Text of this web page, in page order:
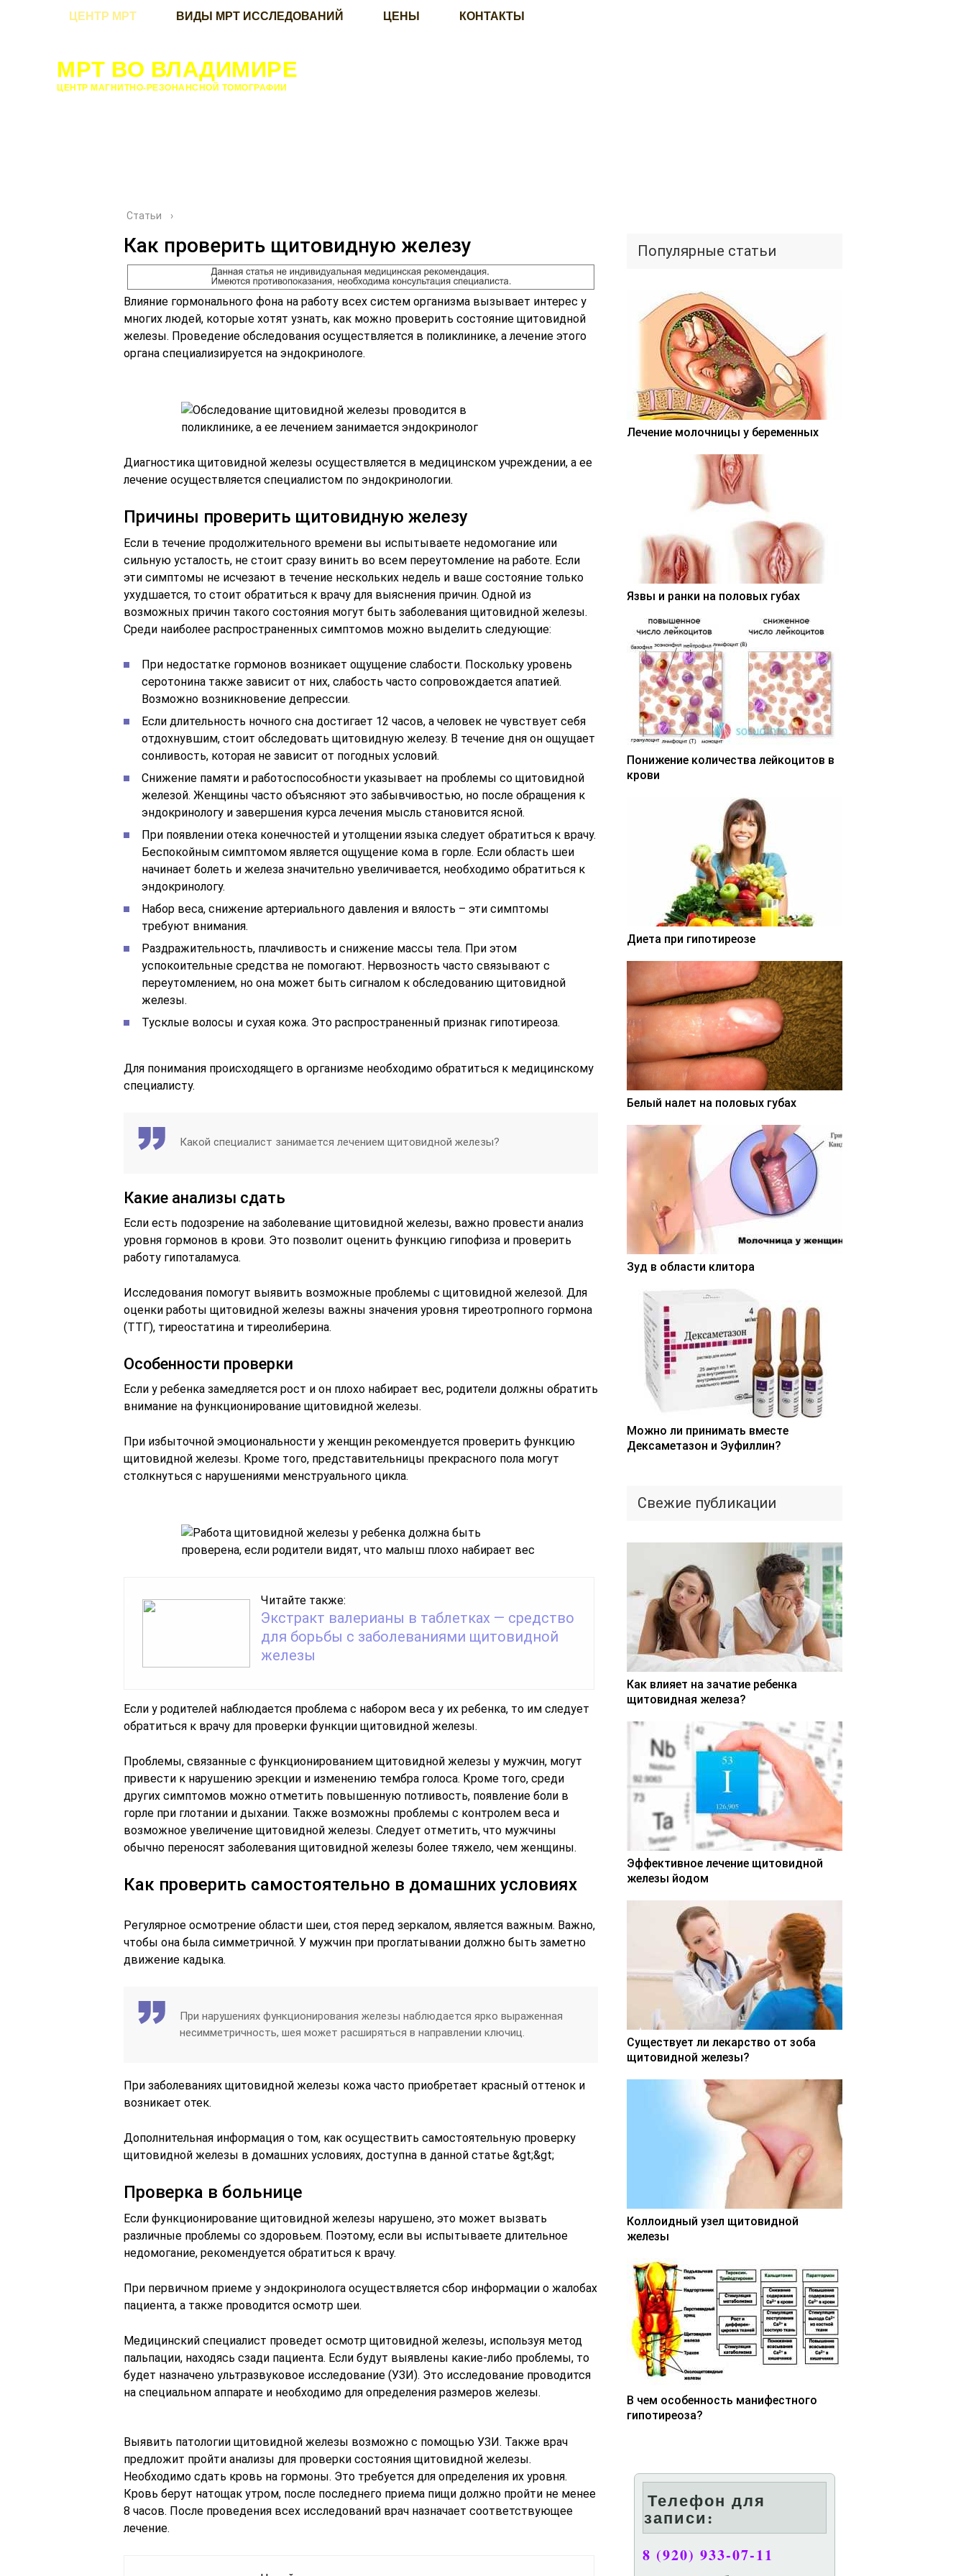
ЦЕНТР МРТ ВИДЫ МРТ ИССЛЕДОВАНИЙ ЦЕНЫ КОНТАКТЫ
МРТ ВО ВЛАДИМИРЕ
ЦЕНТР МАГНИТНО-РЕЗОНАНСНОЙ ТОМОГРАФИИ
Статьи ›
Как проверить щитовидную железу
Влияние гормонального фона на работу всех систем организма вызывает интерес у
многих людей, которые хотят узнать, как можно проверить состояние щитовидной
железы. Проведение обследования осуществляется в поликлинике, а лечение этого
органа специализируется на эндокринологе.
Диагностика щитовидной железы осуществляется в медицинском учреждении, а ее
лечение осуществляется специалистом по эндокринологии.
Причины проверить щитовидную железу
Если в течение продолжительного времени вы испытываете недомогание или
сильную усталость, не стоит сразу винить во всем переутомление на работе. Если
эти симптомы не исчезают в течение нескольких недель и ваше состояние только
ухудшается, то стоит обратиться к врачу для выяснения причин. Одной из
возможных причин такого состояния могут быть заболевания щитовидной железы.
Среди наиболее распространенных симптомов можно выделить следующие:
При недостатке гормонов возникает ощущение слабости. Поскольку уровень
серотонина также зависит от них, слабость часто сопровождается апатией.
Возможно возникновение депрессии.
Если длительность ночного сна достигает 12 часов, а человек не чувствует себя
отдохнувшим, стоит обследовать щитовидную железу. В течение дня он ощущает
сонливость, которая не зависит от погодных условий.
Снижение памяти и работоспособности указывает на проблемы со щитовидной
железой. Женщины часто объясняют это забывчивостью, но после обращения к
эндокринологу и завершения курса лечения мысль становится ясной.
При появлении отека конечностей и утолщении языка следует обратиться к врачу.
Беспокойным симптомом является ощущение кома в горле. Если область шеи
начинает болеть и железа значительно увеличивается, необходимо обратиться к
эндокринологу.
Набор веса, снижение артериального давления и вялость – эти симптомы
требуют внимания.
Раздражительность, плачливость и снижение массы тела. При этом
успокоительные средства не помогают. Нервозность часто связывают с
переутомлением, но она может быть сигналом к обследованию щитовидной
железы.
Тусклые волосы и сухая кожа. Это распространенный признак гипотиреоза.
Для понимания происходящего в организме необходимо обратиться к медицинскому
специалисту.
Какой специалист занимается лечением щитовидной железы?
Какие анализы сдать
Если есть подозрение на заболевание щитовидной железы, важно провести анализ
уровня гормонов в крови. Это позволит оценить функцию гипофиза и проверить
работу гипоталамуса.
Исследования помогут выявить возможные проблемы с щитовидной железой. Для
оценки работы щитовидной железы важны значения уровня тиреотропного гормона
(ТТГ), тиреостатина и тиреолиберина.
Особенности проверки
Если у ребенка замедляется рост и он плохо набирает вес, родители должны обратить
внимание на функционирование щитовидной железы.
При избыточной эмоциональности у женщин рекомендуется проверить функцию
щитовидной железы. Кроме того, представительницы прекрасного пола могут
столкнуться с нарушениями менструального цикла.
Читайте также:
Экстракт валерианы в таблетках — средство
для борьбы с заболеваниями щитовидной
железы
Если у родителей наблюдается проблема с набором веса у их ребенка, то им следует
обратиться к врачу для проверки функции щитовидной железы.
Проблемы, связанные с функционированием щитовидной железы у мужчин, могут
привести к нарушению эрекции и изменению тембра голоса. Кроме того, среди
других симптомов можно отметить повышенную потливость, появление боли в
горле при глотании и дыхании. Также возможны проблемы с контролем веса и
возможное увеличение щитовидной железы. Следует отметить, что мужчины
обычно переносят заболевания щитовидной железы более тяжело, чем женщины.
Как проверить самостоятельно в домашних условиях
Регулярное осмотрение области шеи, стоя перед зеркалом, является важным. Важно,
чтобы она была симметричной. У мужчин при проглатывании должно быть заметно
движение кадыка.
При нарушениях функционирования железы наблюдается ярко выраженная
несимметричность, шея может расширяться в направлении ключиц.
При заболеваниях щитовидной железы кожа часто приобретает красный оттенок и
возникает отек.
Дополнительная информация о том, как осуществить самостоятельную проверку
щитовидной железы в домашних условиях, доступна в данной статье &gt;&gt;
Проверка в больнице
Если функционирование щитовидной железы нарушено, это может вызвать
различные проблемы со здоровьем. Поэтому, если вы испытываете длительное
недомогание, рекомендуется обратиться к врачу.
При первичном приеме у эндокринолога осуществляется сбор информации о жалобах
пациента, а также проводится осмотр шеи.
Медицинский специалист проведет осмотр щитовидной железы, используя метод
пальпации, находясь сзади пациента. Если будут выявлены какие-либо проблемы, то
будет назначено ультразвуковое исследование (УЗИ). Это исследование проводится
на специальном аппарате и необходимо для определения размеров железы.
Выявить патологии щитовидной железы возможно с помощью УЗИ. Также врач
предложит пройти анализы для проверки состояния щитовидной железы.
Необходимо сдать кровь на гормоны. Это требуется для определения их уровня.
Кровь берут натощак утром, после последнего приема пищи должно пройти не менее
8 часов. После проведения всех исследований врач назначает соответствующее
лечение.
Популярные статьи
Лечение молочницы у беременных
Язвы и ранки на половых губах
Понижение количества лейкоцитов в
крови
Диета при гипотиреозе
Белый налет на половых губах
Зуд в области клитора
Можно ли принимать вместе
Дексаметазон и Эуфиллин?
Свежие публикации
Как влияет на зачатие ребенка
щитовидная железа?
Эффективное лечение щитовидной
железы йодом
Существует ли лекарство от зоба
щитовидной железы?
Коллоидный узел щитовидной
железы
В чем особенность манифестного
гипотиреоза?
Телефон для
записи:
8 (920) 933-07-11